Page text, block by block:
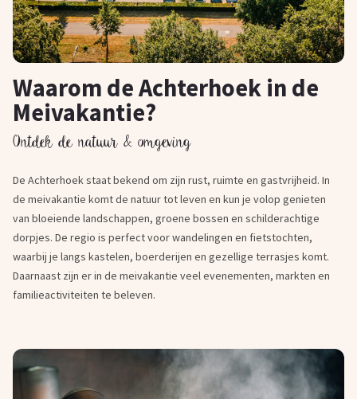
Waarom de Achterhoek in de
Meivakantie?
Ontdek de natuur & omgeving
De Achterhoek staat bekend om zijn rust, ruimte en gastvrijheid. In
de meivakantie komt de natuur tot leven en kun je volop genieten
van bloeiende landschappen, groene bossen en schilderachtige
dorpjes. De regio is perfect voor wandelingen en fietstochten,
waarbij je langs kastelen, boerderijen en gezellige terrasjes komt.
Daarnaast zijn er in de meivakantie veel evenementen, markten en
familieactiviteiten te beleven.